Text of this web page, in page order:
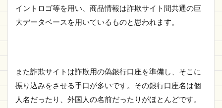
ト情
さい
イントロゴ等を用い、商品情報は詐欺サイト間共通の巨
大データベースを用いているものと思われます。
また詐欺サイトは詐欺用の偽銀行口座を準備し、そこに
振り込みをさせる手口が多いです。その銀行口座名は個
人名だったり、外国人の名前だったりがほとんどです。